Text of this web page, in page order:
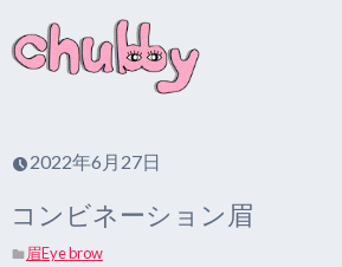
2022年6月27日
コンビネーション眉
眉Eye brow